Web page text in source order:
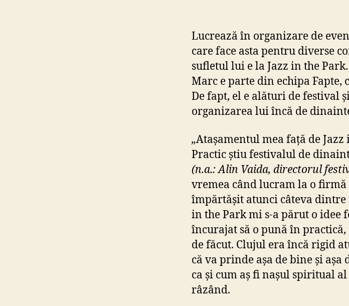
Lucrează în organizare de
care face asta pentru diverse
sufletul lui e la Jazz in the
Marc e parte din echipa Fapte,
De fapt, el e alături de festival
organizarea lui încă de
„Atașamentul mea față de
Practic știu festivalul de
(n.a.: Alin Vaida, directorul
vremea când lucram la o
împărtășit atunci câteva dintre
in the Park mi s-a părut o idee
încurajat să o pună în
de făcut. Clujul era încă rigid
că va prinde așa de bine și așa
ca și cum aș fi nașul spiritual
râzând.